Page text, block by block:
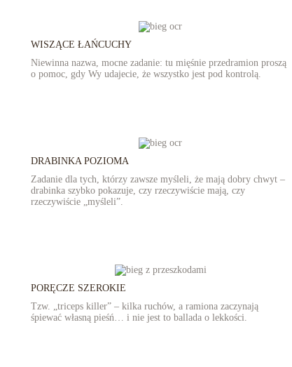
WISZĄCE ŁAŃCUCHY
Niewinna nazwa, mocne zadanie: tu mięśnie przedramion proszą
o pomoc, gdy Wy udajecie, że wszystko jest pod kontrolą.
DRABINKA POZIOMA
Zadanie dla tych, którzy zawsze myśleli, że mają dobry chwyt –
drabinka szybko pokazuje, czy rzeczywiście mają, czy
rzeczywiście „myśleli”.
PORĘCZE SZEROKIE
Tzw. „triceps killer” – kilka ruchów, a ramiona zaczynają
śpiewać własną pieśń… i nie jest to ballada o lekkości.